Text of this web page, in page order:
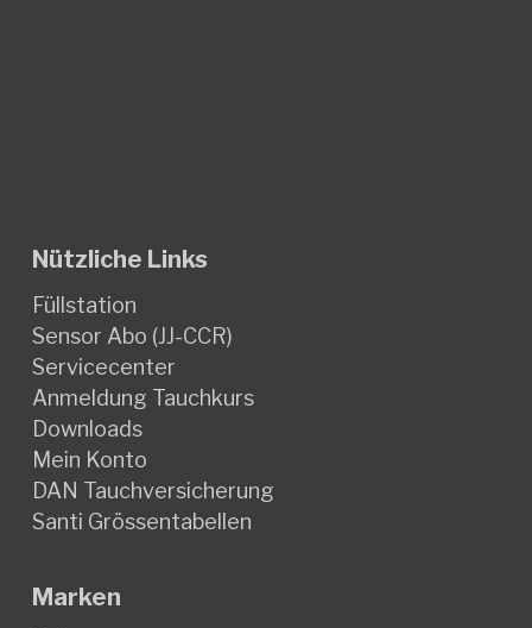
Nützliche Links
Füllstation
Sensor Abo (JJ-CCR)
Servicecenter
Anmeldung Tauchkurs
Downloads
Mein Konto
DAN Tauchversicherung
Santi Grössentabellen
Marken